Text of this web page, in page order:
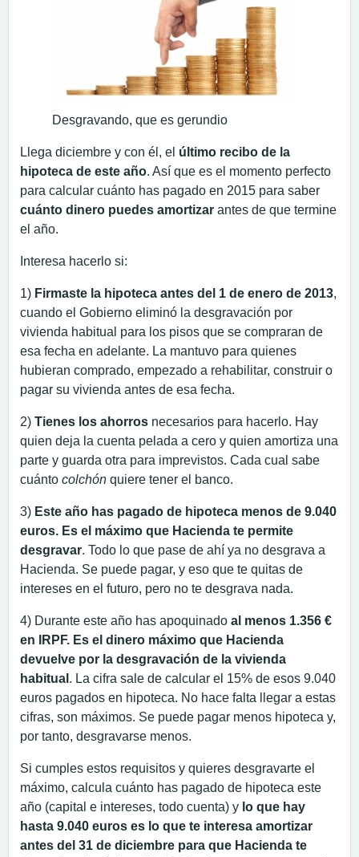
Desgravando, que es gerundio
Llega diciembre y con él, el último recibo de la
hipoteca de este año. Así que es el momento perfecto
para calcular cuánto has pagado en 2015 para saber
cuánto dinero puedes amortizar antes de que termine
el año.
Interesa hacerlo si:
1) Firmaste la hipoteca antes del 1 de enero de 2013,
cuando el Gobierno eliminó la desgravación por
vivienda habitual para los pisos que se compraran de
esa fecha en adelante. La mantuvo para quienes
hubieran comprado, empezado a rehabilitar, construir o
pagar su vivienda antes de esa fecha.
2) Tienes los ahorros necesarios para hacerlo. Hay
quien deja la cuenta pelada a cero y quien amortiza una
parte y guarda otra para imprevistos. Cada cual sabe
cuánto colchón quiere tener el banco.
3) Este año has pagado de hipoteca menos de 9.040
euros. Es el máximo que Hacienda te permite
desgravar. Todo lo que pase de ahí ya no desgrava a
Hacienda. Se puede pagar, y eso que te quitas de
intereses en el futuro, pero no te desgrava nada.
4) Durante este año has apoquinado al menos 1.356 €
en IRPF. Es el dinero máximo que Hacienda
devuelve por la desgravación de la vivienda
habitual . La cifra sale de calcular el 15% de esos 9.040
euros pagados en hipoteca. No hace falta llegar a estas
cifras, son máximos. Se puede pagar menos hipoteca y,
por tanto, desgravarse menos.
Si cumples estos requisitos y quieres desgravarte el
máximo, calcula cuánto has pagado de hipoteca este
año (capital e intereses, todo cuenta) y lo que hay
hasta 9.040 euros es lo que te interesa amortizar
antes del 31 de diciembre para que Hacienda te